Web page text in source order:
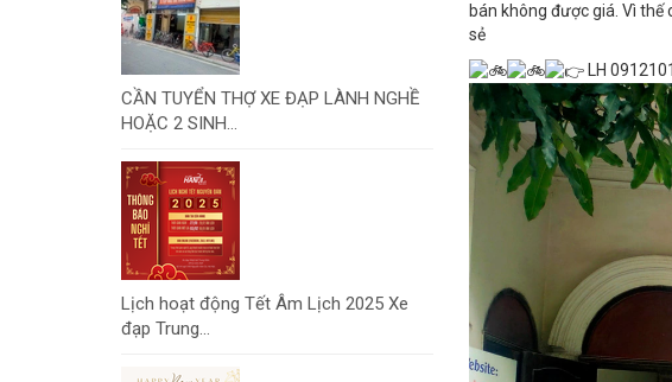
CẦN TUYỂN THỢ XE ĐẠP LÀNH NGHỀ
HOẶC 2 SINH...
Lịch hoạt động Tết Âm Lịch 2025 Xe
đạp Trung...
bán không được giá. Vì
sẻ
LH